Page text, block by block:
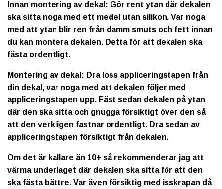
Innan montering av dekal: Gör rent ytan där dekalen
ska sitta noga med ett medel utan silikon. Var noga
med att ytan blir ren från damm smuts och fett innan
du kan montera dekalen. Detta för att dekalen ska
fästa ordentligt.
Montering av dekal: Dra loss appliceringstapen från
din dekal, var noga med att dekalen följer med
appliceringstapen upp. Fäst sedan dekalen på ytan
där den ska sitta och gnugga försiktigt över den så
att den verkligen fastnar ordentligt. Dra sedan av
appliceringstapen försiktigt från dekalen.
Om det är kallare än 10+ så rekommenderar jag att
värma underlaget där dekalen ska sitta för att den
ska fästa bättre. Var även försiktig med isskrapan då